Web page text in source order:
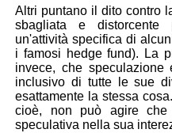
Altri puntano il dito contro
sbagliata e distorcente
un'attività specifica di
i famosi hedge fund). La
invece, che speculazione
inclusivo di tutte le sue
esattamente la stessa
cioè, non può agire che
speculativa nella sua